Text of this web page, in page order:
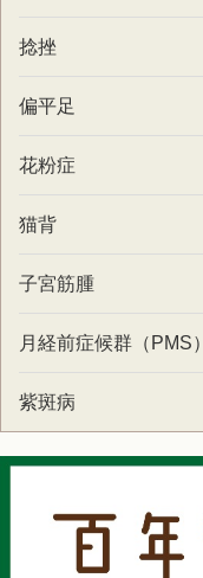
捻挫
偏平足
花粉症
猫背
子宮筋腫
月経前症候群（PMS）
紫斑病